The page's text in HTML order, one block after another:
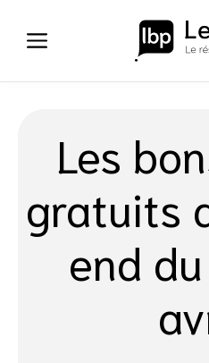
contenu
Les
gratuits
end